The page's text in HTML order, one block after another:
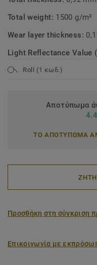
Total weight: 1500 g/m²
Wear layer thickness:
Light Reflectance Value
Roll (1 κωδ.)
Αποτύπωμα
ΤΟ ΑΠΟΤΥΠΩΜΑ
Προσθήκη στη σύγκριση
Επικοινωνία με